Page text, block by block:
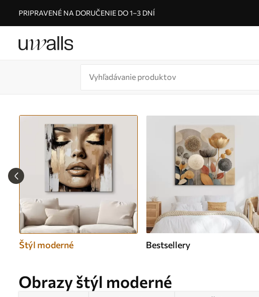
PRIPRAVENÉ NA DORUČENIE DO 1–3 DNÍ
Štýl moderné Bestsellery
Obrazy štýl moderné